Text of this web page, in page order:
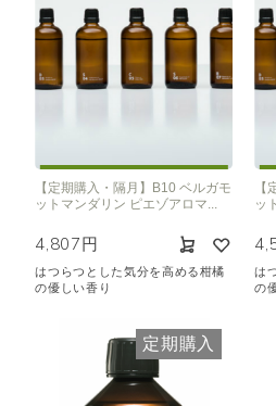
【定期購入・隔月】B10 ベルガモ
ットマンダリン ピエゾアロマ...
4,807円
はつらつとした気分を高める柑橘
の優しい香り
ッ
は
の
定期購入